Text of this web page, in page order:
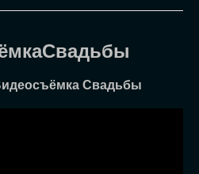
Свадьбы